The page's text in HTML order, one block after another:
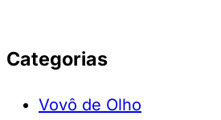
Categorias
Vovô de Olho